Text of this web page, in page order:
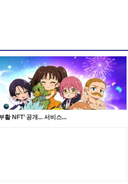
활 NFT’ 공개... 서비스...